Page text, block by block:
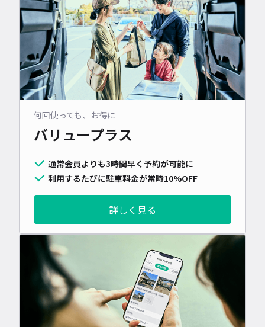
何回使っても、お得に
バリュープラス
通常会員よりも3時間早く予約が可能に
利用するたびに駐車料金が常時10%OFF
詳しく見る